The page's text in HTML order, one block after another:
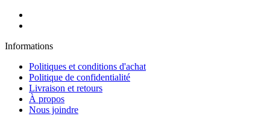
Informations
Politiques et conditions d'achat
Politique de confidentialité
Livraison et retours
À propos
Nous joindre